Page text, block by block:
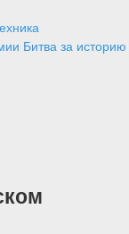
Битва за историю